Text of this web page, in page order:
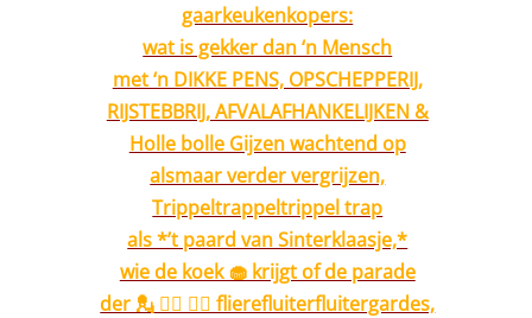
gaarkeukenkopers:
wat is gekker dan ‘n Mensch
met ‘n DIKKE PENS, OPSCHEPPERIJ,
RIJSTEBBRIJ, AFVALAFHANKELIJKEN &
Holle bolle Gijzen wachtend op
alsmaar verder vergrijzen,
Trippeltrappeltrippel trap
als *’t paard van Sinterklaasje,*
wie de koek 🧁 krijgt of de parade
der 💂 💂‍♀️ 💂‍♂️ flierefluiterfluitergardes,